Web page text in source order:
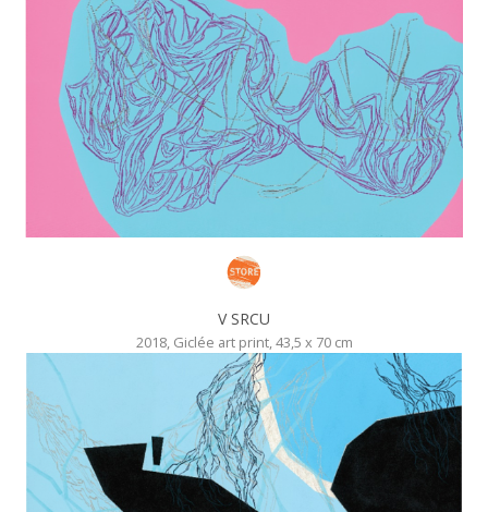
V SRCU
2018, Giclée art print, 43,5 x 70 cm